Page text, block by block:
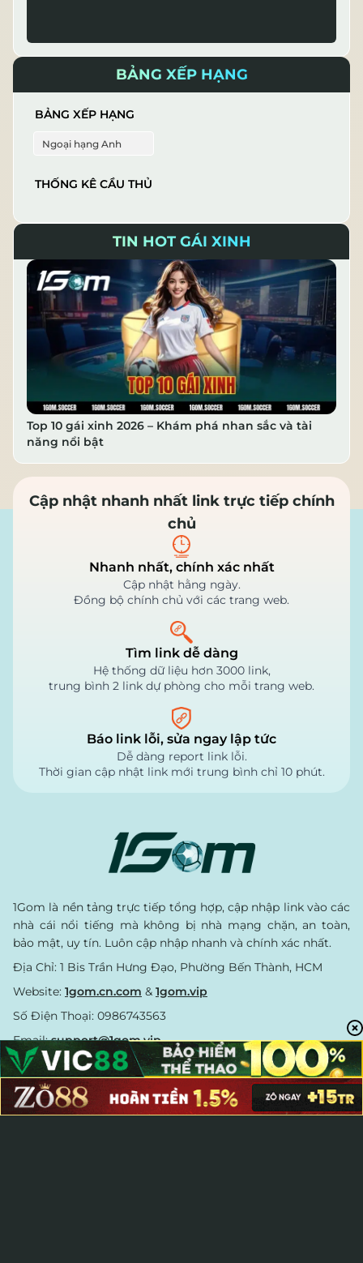
BẢNG XẾP HẠNG
BẢNG XẾP HẠNG
Ngoại hạng Anh
THỐNG KÊ CẦU THỦ
TIN HOT GÁI XINH
Top 10 gái xinh 2026 – Khám phá nhan sắc và tài
năng nổi bật
Cập nhật nhanh nhất link trực tiếp chính
chủ
Nhanh nhất, chính xác nhất
Cập nhật hằng ngày.
Đồng bộ chính chủ với các trang web.
Tìm link dễ dàng
Hệ thống dữ liệu hơn 3000 link,
trung bình 2 link dự phòng cho mỗi trang web.
Báo link lỗi, sửa ngay lập tức
Dễ dàng report link lỗi.
Thời gian cập nhật link mới trung bình chỉ 10 phút.
1Gom là nền tảng trực tiếp tổng hợp, cập nhập link vào các
nhà cái nổi tiếng mà không bị nhà mạng chặn, an toàn,
bảo mật, uy tín. Luôn cập nhập nhanh và chính xác nhất.
Địa Chỉ: 1 Bis Trần Hưng Đạo, Phường Bến Thành, HCM
Website: 1gom.cn.com & 1gom.vip
Số Điện Thoại: 0986743563
Email:support@1gom.vip
VỀ CHÚNG TÔI TRUY CẬP NHANH